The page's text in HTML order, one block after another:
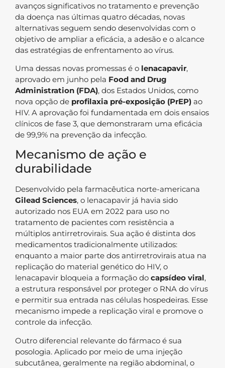
avanços significativos no tratamento e prevenção
da doença nas últimas quatro décadas, novas
alternativas seguem sendo desenvolvidas com o
objetivo de ampliar a eficácia, a adesão e o alcance
das estratégias de enfrentamento ao vírus.
Uma dessas novas promessas é o lenacapavir,
aprovado em junho pela Food and Drug
Administration (FDA), dos Estados Unidos, como
nova opção de profilaxia pré-exposição (PrEP) ao
HIV. A aprovação foi fundamentada em dois ensaios
clínicos de fase 3, que demonstraram uma eficácia
de 99,9% na prevenção da infecção.
Mecanismo de ação e
durabilidade
Desenvolvido pela farmacêutica norte-americana
Gilead Sciences, o lenacapavir já havia sido
autorizado nos EUA em 2022 para uso no
tratamento de pacientes com resistência a
múltiplos antirretrovirais. Sua ação é distinta dos
medicamentos tradicionalmente utilizados:
enquanto a maior parte dos antirretrovirais atua na
replicação do material genético do HIV, o
lenacapavir bloqueia a formação do capsídeo viral,
a estrutura responsável por proteger o RNA do vírus
e permitir sua entrada nas células hospedeiras. Esse
mecanismo impede a replicação viral e promove o
controle da infecção.
Outro diferencial relevante do fármaco é sua
posologia. Aplicado por meio de uma injeção
subcutânea, geralmente na região abdominal, o